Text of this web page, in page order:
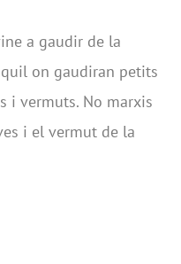
a gaudir de la
on gaudiran petits
i vermuts. No marxis
i el vermut de la